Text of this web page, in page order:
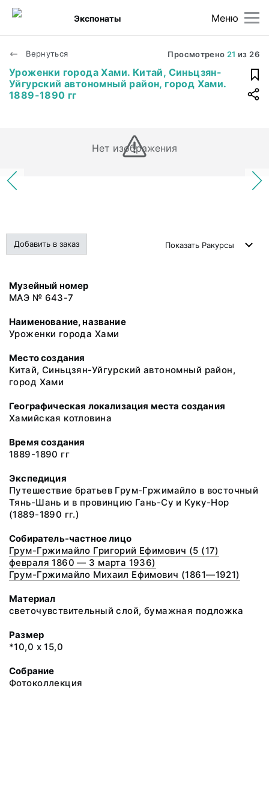
Меню
Экспонаты
Вернуться Просмотрено 21 из 26
Уроженки города Хами. Китай, Синьцзян-
Уйгурский автономный район, город Хами.
1889-1890 гг
Нет изображения
Добавить в заказ Показать Ракурсы
Музейный номер
МАЭ № 643-7
Наименование, название
Уроженки города Хами
Место создания
Китай, Синьцзян-Уйгурский автономный район,
город Хами
Географическая локализация места создания
Хамийская котловина
Время создания
1889-1890 гг
Экспедиция
Путешествие братьев Грум-Гржимайло в восточный
Тянь-Шань и в провинцию Гань-Су и Куку-Нор
(1889-1890 гг.)
Собиратель-частное лицо
Грум-Гржимайло Григорий Ефимович (5 (17)
февраля 1860 — 3 марта 1936)
Грум-Гржимайло Михаил Ефимович (1861—1921)
Материал
светочувствительный слой, бумажная подложка
Размер
*10,0 х 15,0
Собрание
Фотоколлекция